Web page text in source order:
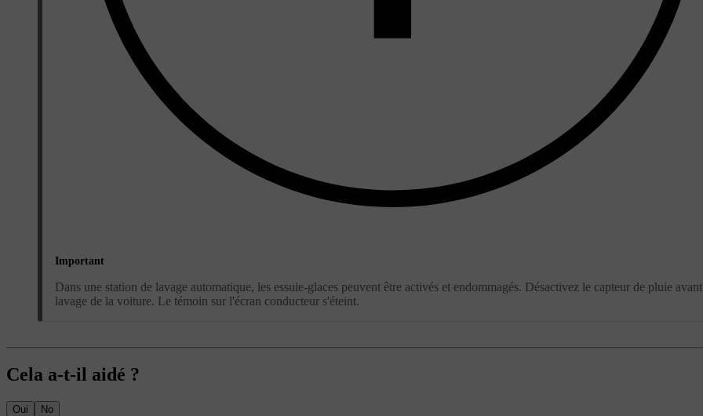
Important
Dans une station de lavage automatique, les essuie-glaces peuvent être activés et endommagés. Désactivez le capteur de pluie
lavage de la voiture. Le témoin sur l'écran conducteur s'éteint.
Cela a-t-il aidé ?
Oui No